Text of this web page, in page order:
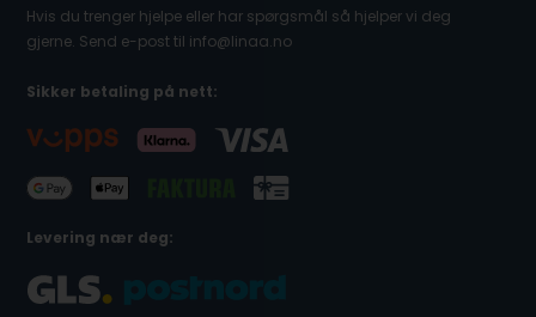
Hvis du trenger hjelpe eller har spørgsmål så hjelper vi deg
gjerne. Send e-post til info@linaa.no
Sikker betaling på nett:
Levering nær deg: